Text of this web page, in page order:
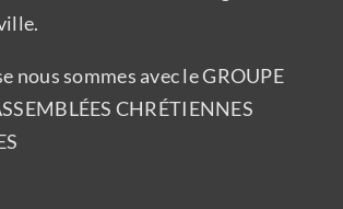
nous sommes avec le GROUPE
CHRÉTIENNES